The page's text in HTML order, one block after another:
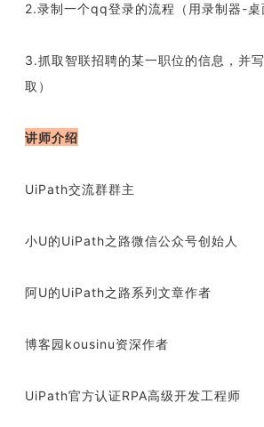
2.录制一个qq登录的流程（用录制器-桌
3.抓取智联招聘的某一职位的信息，并
取）
讲师介绍
UiPath交流群群主
小U的UiPath之路微信公众号创始人
阿U的UiPath之路系列文章作者
博客园kousinu资深作者
UiPath官方认证RPA高级开发工程师